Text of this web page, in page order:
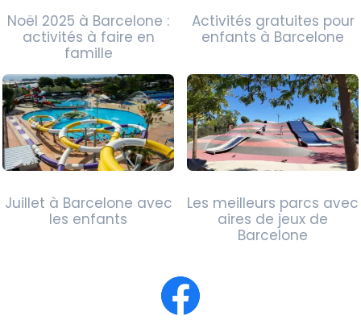
Noël 2025 à Barcelone :
activités à faire en
famille
Activités gratuites pour
enfants à Barcelone
Juillet à Barcelone avec
les enfants
Les meilleurs parcs avec
aires de jeux de
Barcelone